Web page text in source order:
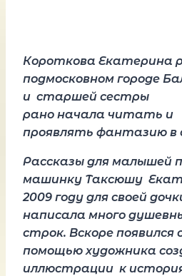
Короткова Екатерина
подмосковном городе
и старшей сестры
рано начала читать и
проявлять фантазию в
Рассказы для малышей
машинку Таксюшу
2009 году для своей
написала много
строк. Вскоре
помощью художника
иллюстрации к